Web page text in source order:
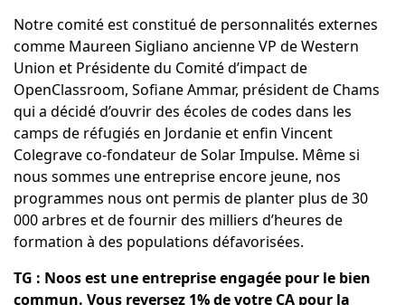
Notre comité est constitué de personnalités externes
comme Maureen Sigliano ancienne VP de Western
Union et Présidente du Comité d’impact de
OpenClassroom, Sofiane Ammar, président de Chams
qui a décidé d’ouvrir des écoles de codes dans les
camps de réfugiés en Jordanie et enfin Vincent
Colegrave co-fondateur de Solar Impulse. Même si
nous sommes une entreprise encore jeune, nos
programmes nous ont permis de planter plus de 30
000 arbres et de fournir des milliers d’heures de
formation à des populations défavorisées.
TG : Noos est une entreprise engagée pour le bien
commun. Vous reversez 1% de votre CA pour la